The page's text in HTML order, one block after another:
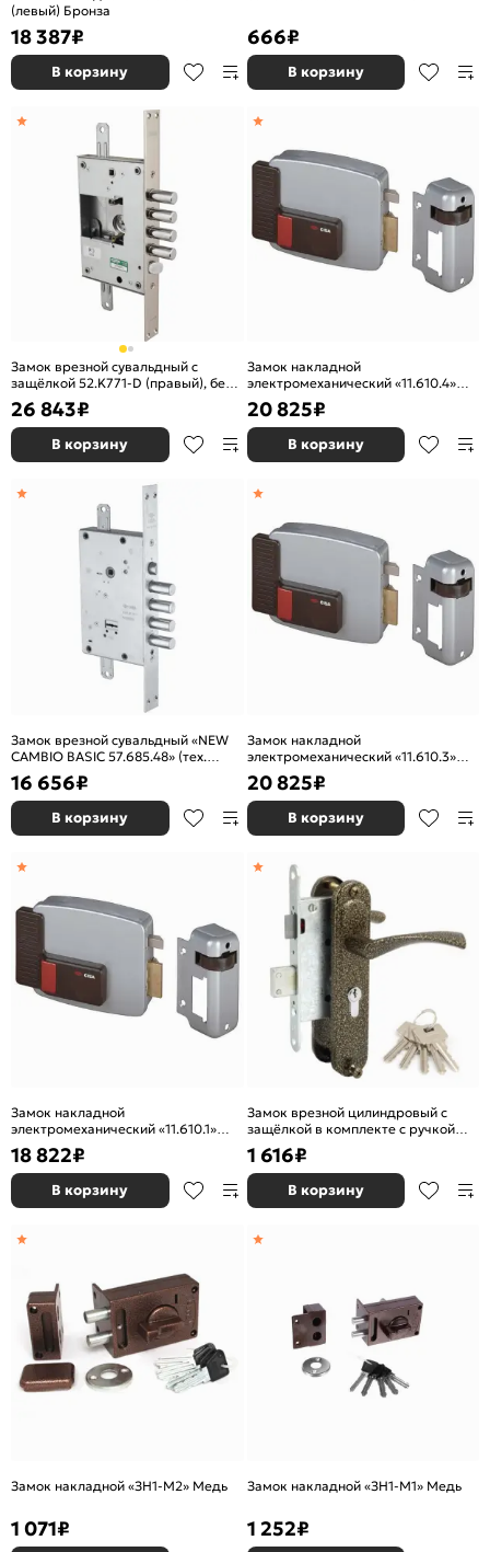
(левый) Бронза
18 387₽
В корзину
666₽
В корзину
Замок врезной сувальдный с
защёлкой 52.K771-D (правый), без
накл.
26 843₽
В корзину
Замок накладной
электромеханический «11.610.4»
(дверь левая, открывается наружу)
Хром
20 825₽
В корзину
Замок врезной сувальдный «NEW
CAMBIO BASIC 57.685.48» (тех.
упаковка), ключ 64 мм Хром
16 656₽
В корзину
Замок накладной
электромеханический «11.610.3»
(дверь правая, открывается
наружу) Хром
20 825₽
В корзину
Замок накладной
электромеханический «11.610.1»
(дверь правая., открывается
внутрь) Хром
18 822₽
В корзину
Замок врезной цилиндровый с
защёлкой в комплекте с ручкой
«Калуга-ЗВ4-3-У-1» 4 кл. Бронза
антик
1 616₽
В корзину
Замок накладной «ЗН1-М2» Медь
1 071₽
Замок накладной «ЗН1-М1» Медь
1 252₽